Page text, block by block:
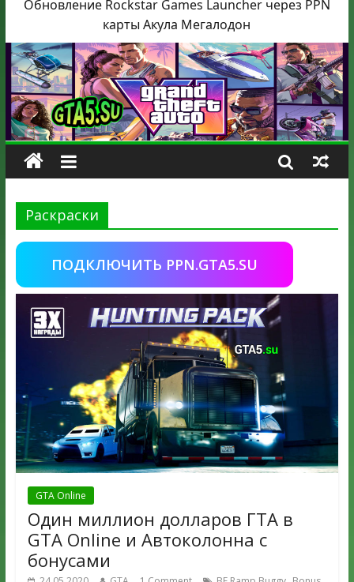
Обновление Rockstar Games Launcher через PPN
карты Акула Мегалодон
Раскраски
ПОДКЛЮЧИТЬ PPN.GTA5.SU
GTA Online
Один миллион долларов ГТА в
GTA Online и Автоколонна с
бонусами